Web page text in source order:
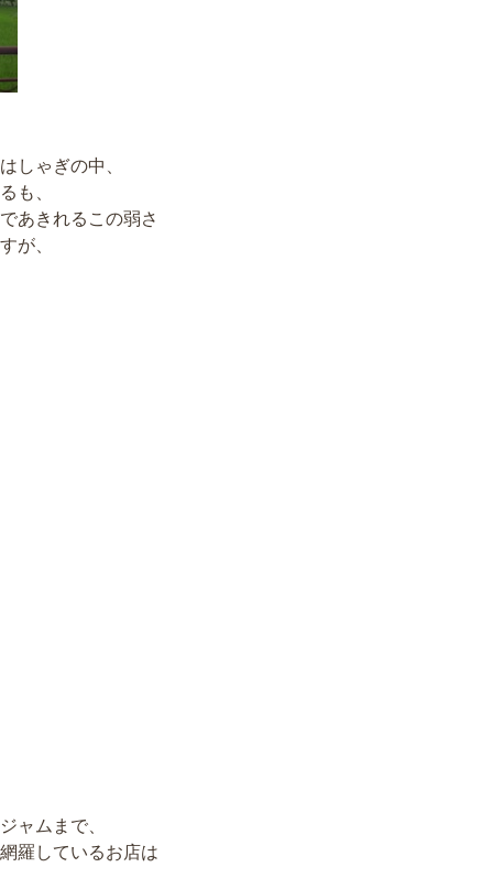
しゃぎの中、
も、
あきれるこの弱さ
が、
ャムまで、
羅しているお店は